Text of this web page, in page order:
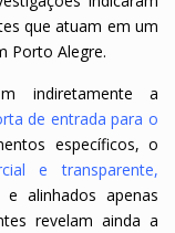
que atuam em um
Porto Alegre.
indiretamente a
de entrada para o
específicos, o
e transparente,
e alinhados apenas
revelam ainda a